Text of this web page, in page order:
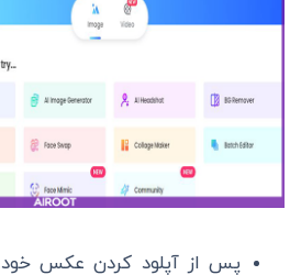
پس از آپلود کردن عکس